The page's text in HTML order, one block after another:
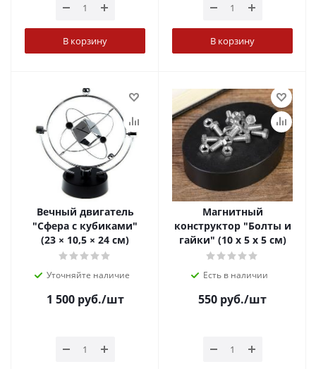
В корзину В корзину
Вечный двигатель
"Сфера с кубиками"
(23 × 10,5 × 24 см)
Уточняйте наличие
1 500руб./шт
Магнитный
конструктор "Болты и
гайки" (10 х 5 х 5 см)
Есть в наличии
550 руб./шт